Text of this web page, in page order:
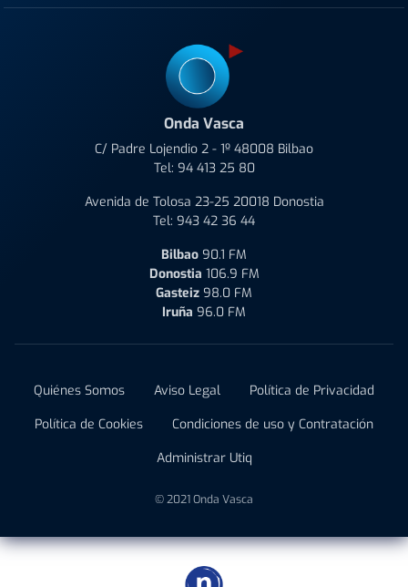
Onda Vasca
C/ Padre Lojendio 2 - 1º 48008 Bilbao
Tel: 94 413 25 80
Avenida de Tolosa 23-25 20018 Donostia
Tel: 943 42 36 44
Bilbao 90.1 FM
Donostia 106.9 FM
Gasteiz 98.0 FM
Iruña 96.0 FM
Quiénes Somos Aviso Legal
Política de Privacidad
Política de Cookies
Condiciones de uso y Contratación
Administrar Utiq
© 2021 Onda Vasca